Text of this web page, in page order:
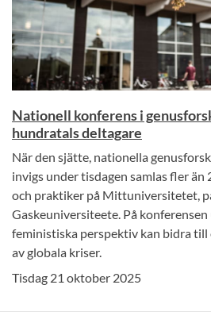
Nationell konferens i
hundratals deltagare
När den sjätte, nationella
invigs under tisdagen samlas fler
och praktiker på Mittuniversitetet,
Gaskeuniversiteete. På
feministiska perspektiv kan bidra till
av globala kriser.
Tisdag 21 oktober 2025